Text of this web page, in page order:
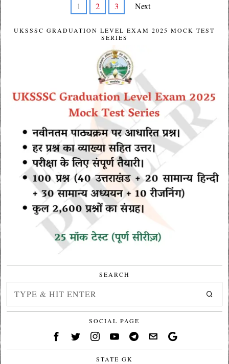
1 2 3 Next
UKSSSC GRADUATION LEVEL EXAM 2025 MOCK TEST
SERIES
SEARCH
SOCIAL PAGE
STATE GK